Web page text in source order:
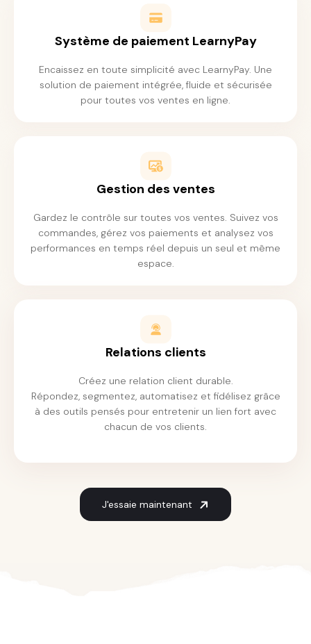
Système de paiement LearnyPay
Encaissez en toute simplicité avec LearnyPay. Une
solution de paiement intégrée, fluide et sécurisée
pour toutes vos ventes en ligne.
Gestion des ventes
Gardez le contrôle sur toutes vos ventes. Suivez vos
commandes, gérez vos paiements et analysez vos
performances en temps réel depuis un seul et même
espace.
Relations clients
Créez une relation client durable.
Répondez, segmentez, automatisez et fidélisez grâce
à des outils pensés pour entretenir un lien fort avec
chacun de vos clients.
J'essaie maintenant